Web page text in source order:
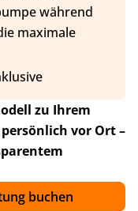
während
maximale
zu Ihrem
vor Ort –
buchen